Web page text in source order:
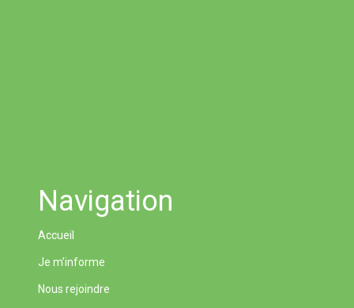
Navigation
Accueil
Je m’informe
Nous rejoindre